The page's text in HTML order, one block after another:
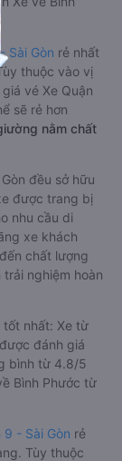
Sài Gòn rẻ nhất
thuộc vào vị
vé Xe Quận
sẽ rẻ hơn
nằm chất
đều sở hữu
được trang bị
nhu cầu di
xe khách
chất lượng
nghiệm hoàn
tốt nhất: Xe từ
đánh giá
bình từ 4.8/5
Bình Phước từ
- Sài Gòn rẻ
Tùy thuộc